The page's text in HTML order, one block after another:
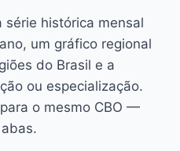
série histórica mensal
um gráfico regional
do Brasil e a
ou especialização.
o mesmo CBO —